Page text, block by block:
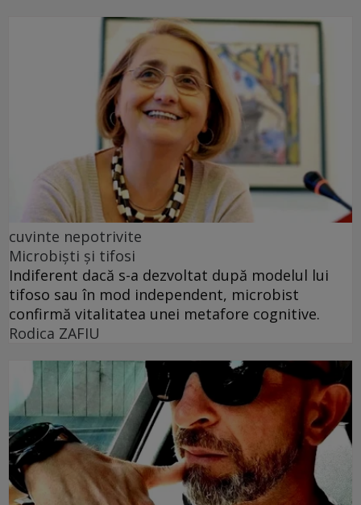
cuvinte nepotrivite
Microbiști și tifosi
Indiferent dacă s-a dezvoltat după modelul lui
tifoso sau în mod independent, microbist
confirmă vitalitatea unei metafore cognitive.
Rodica ZAFIU